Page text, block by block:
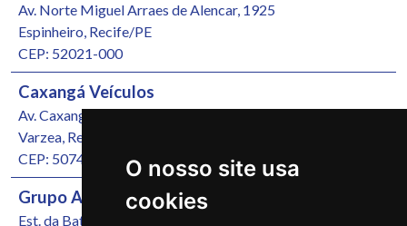
O nosso site usa
cookies
Av. Norte Miguel Arraes de Alencar, 1925
Espinheiro, Recife/PE
CEP: 52021-000
Caxangá Veículos
Av. Caxangá, 4251
Varzea, Recife/PE
CEP: 50740-000
Grupo Autonunes Seminovos
Est. da Batalha, 1000